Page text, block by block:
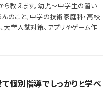
ら教えます。幼児～中学生の習い
のこと、中学の技術家庭科・高校
学入試対策、アプリやゲーム作
個別指導でしっかりと学べ